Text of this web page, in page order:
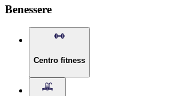
Benessere
Centro fitness